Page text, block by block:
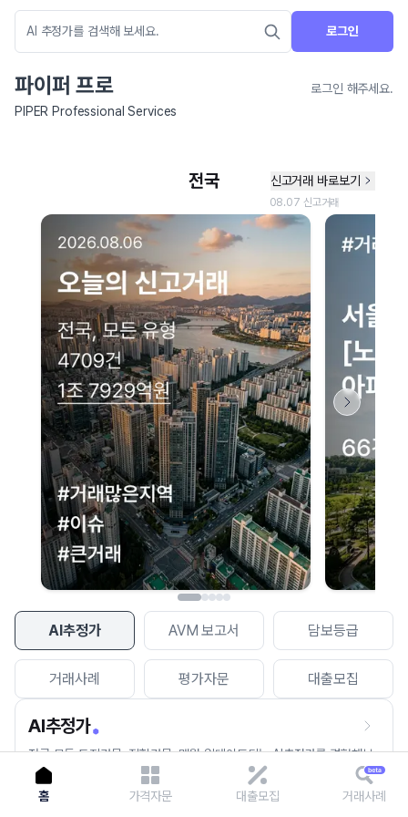
로그인
파이퍼 프로
로그인 해주세요.
PIPER Professional Services
AI추정가 AVM 보고서 담보등급
거래사례 평가자문 대출모집
AI추정가
전국 모든 토지건물, 집합건물, 매월 업데이트되는 AI추정가를 경험해보
세요.
네이버 지도 연결 안내
현재 네이버 지도 연결이 원활하지 않아 지도를 불러올 수 없습니다.
이용에 불편을 드려 죄송합니다.
다시 시도
홈 가격자문 대출모집 거래사례